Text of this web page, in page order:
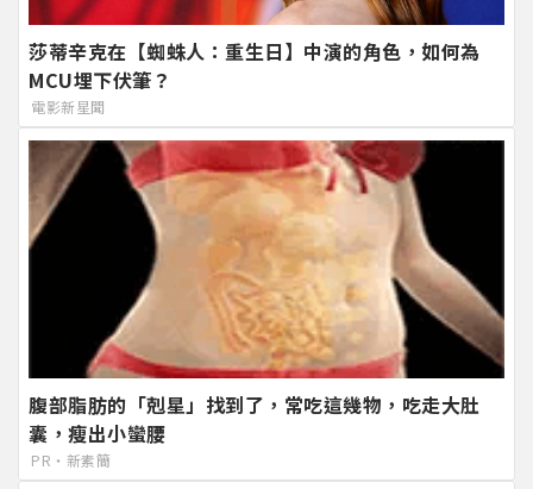
莎蒂辛克在【蜘蛛人：重生日】中演的角色，如何為
MCU埋下伏筆？
電影新星聞
腹部脂肪的「剋星」找到了，常吃這幾物，吃走大肚
囊，瘦出小蠻腰
PR・新素簡